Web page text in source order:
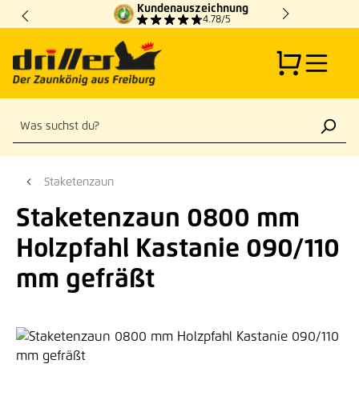
Zum Hauptinhalt springen
Kundenauszeichnung
4.78/5
Staketenzaun
Staketenzaun 0800 mm
Holzpfahl Kastanie 090/110
mm gefräßt
Bildergalerie überspringen